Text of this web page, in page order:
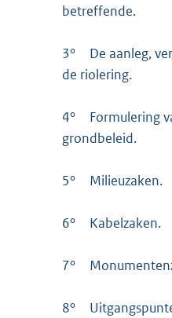
betreffende.
3°
De aanleg,
de riolering.
4°
Formulering
grondbeleid.
5° Milieuzaken.
6° Kabelzaken.
7°
8°